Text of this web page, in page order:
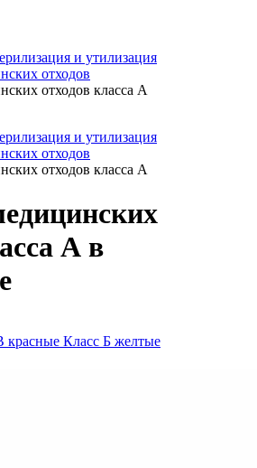
и утилизация
отходов
отходов класса А
и утилизация
отходов
отходов класса А
А в
красные Класс Б желтые